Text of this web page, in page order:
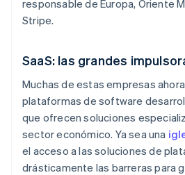
responsable de Europa, Oriente
Stripe.
SaaS: las grandes
Muchas de estas empresas
plataformas de software
que ofrecen soluciones
sector económico. Ya sea una
el acceso a las soluciones de
drásticamente las barreras para